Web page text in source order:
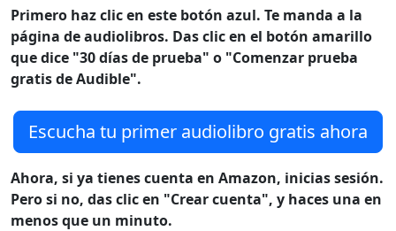
Primero haz clic en este botón azul. Te manda a la
página de audiolibros. Das clic en el botón amarillo
que dice "30 días de prueba" o "Comenzar prueba
gratis de Audible".
Escucha tu primer audiolibro gratis ahora
Ahora, si ya tienes cuenta en Amazon, inicias sesión.
Pero si no, das clic en "Crear cuenta", y haces una en
menos que un minuto.